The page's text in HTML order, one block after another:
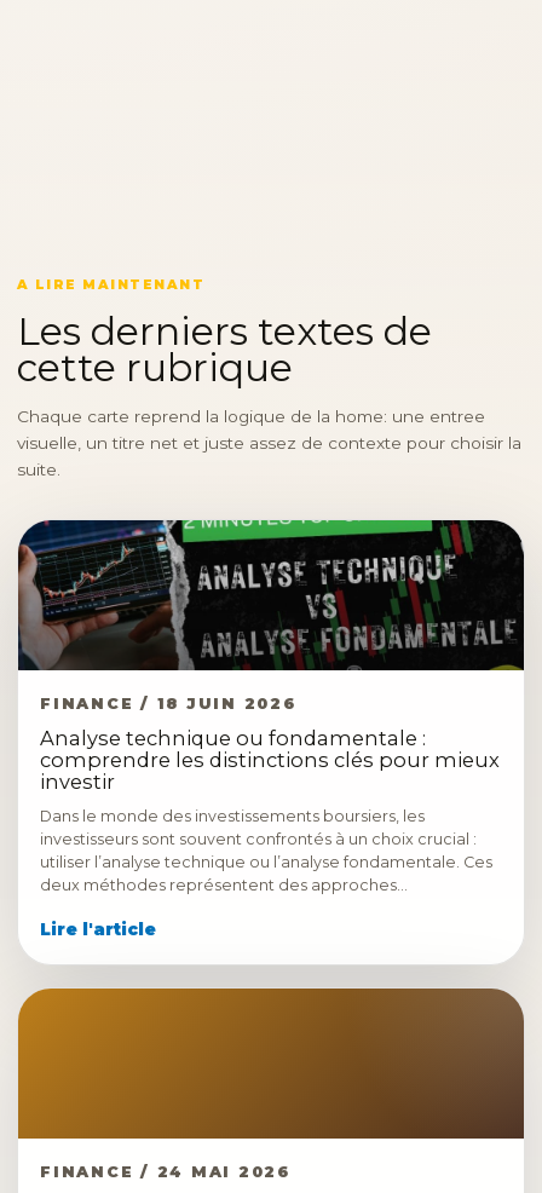
A LIRE MAINTENANT
Les derniers textes de
cette rubrique
Chaque carte reprend la logique de la home: une entree
visuelle, un titre net et juste assez de contexte pour choisir la
suite.
FINANCE / 18 JUIN 2026
Analyse technique ou fondamentale :
comprendre les distinctions clés pour mieux
investir
Dans le monde des investissements boursiers, les
investisseurs sont souvent confrontés à un choix crucial :
utiliser l’analyse technique ou l’analyse fondamentale. Ces
deux méthodes représentent des approches…
Lire l'article
FINANCE / 24 MAI 2026